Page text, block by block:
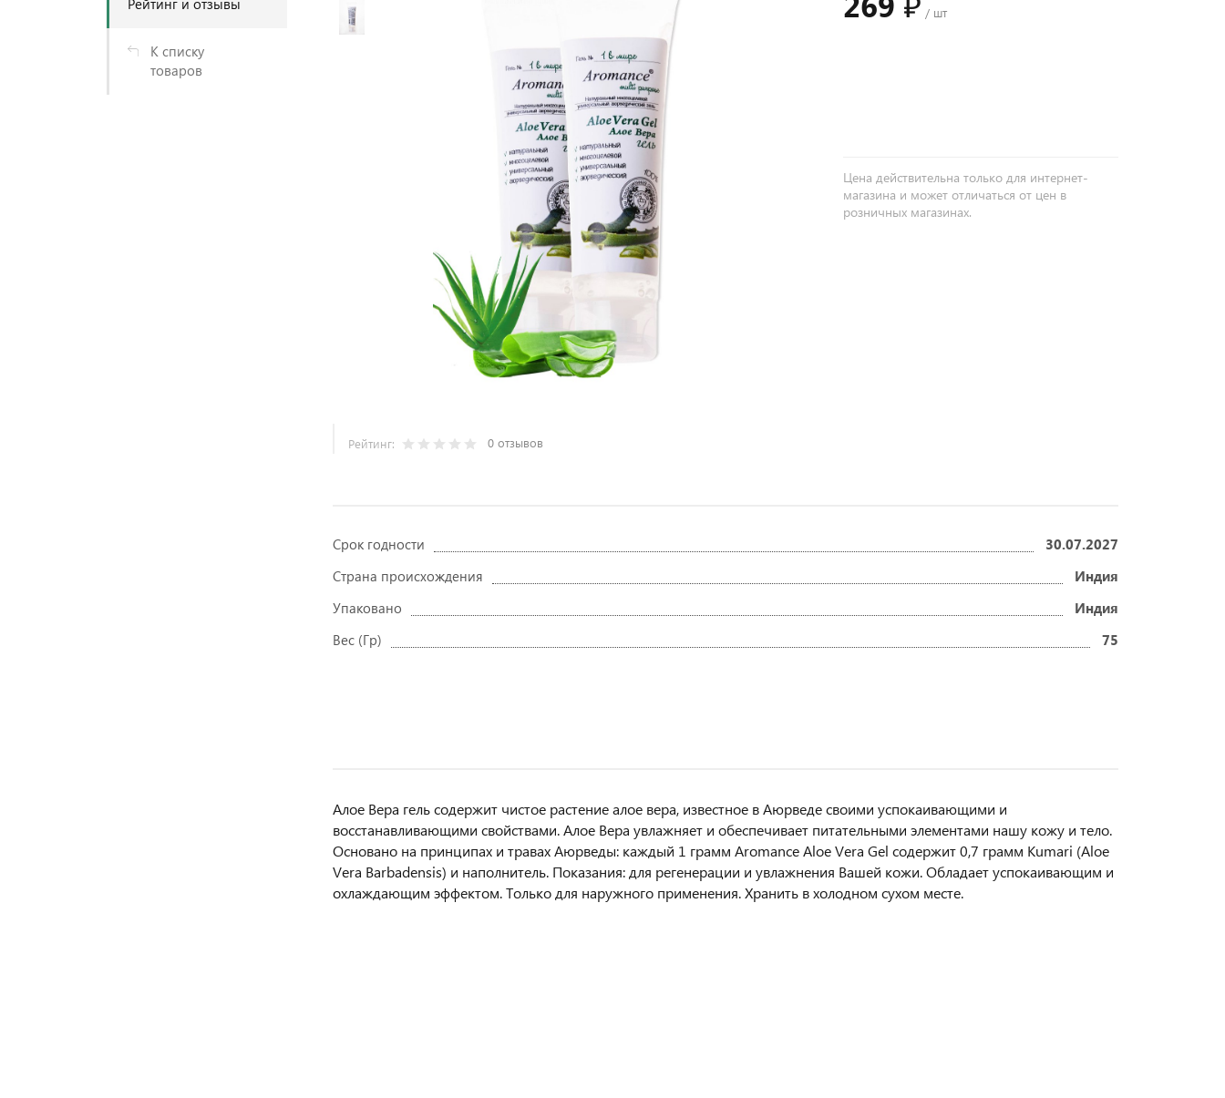
Рейтинг и отзывы
К списку
товаров
Рейтинг: 0 отзывов
/ шт
Цена действительна только для интернет-
магазина и может отличаться от цен в
розничных магазинах.
Срок годности
30.07.2027
Страна происхождения
Индия
Упаковано
Индия
Вес (Гр)
75
Алое Вера гель содержит чистое растение алое вера, известное в Аюрведе своими успокаивающими и
восстанавливающими свойствами. Алое Вера увлажняет и обеспечивает питательными элементами нашу кожу и тело.
Основано на принципах и травах Аюрведы: каждый 1 грамм Aromance Aloe Vera Gel содержит 0,7 грамм Kumari (Aloe
Vera Barbadensis) и наполнитель. Показания: для регенерации и увлажнения Вашей кожи. Обладает успокаивающим и
охлаждающим эффектом. Только для наружного применения. Хранить в холодном сухом месте.